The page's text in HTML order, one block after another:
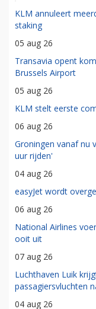
KLM annuleert
staking
05 aug 26
Transavia opent
Brussels Airport
05 aug 26
KLM stelt eerste
06 aug 26
Groningen vanaf nu
uur rijden'
04 aug 26
easyJet wordt
06 aug 26
National Airlines
ooit uit
07 aug 26
Luchthaven Luik
passagiersvluchten
04 aug 26